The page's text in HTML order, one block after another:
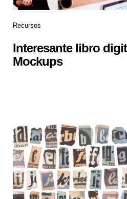
Recursos
Interesante libro
Mockups